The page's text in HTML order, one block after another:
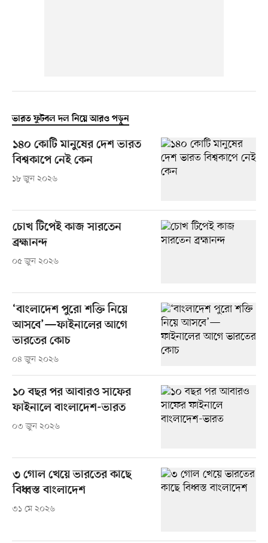
ভারত ফুটবল দল নিয়ে আরও পড়ুন
১৪০ কোটি মানুষের দেশ ভারত
বিশ্বকাপে নেই কেন
১৮ জুন ২০২৬
চোখ টিপেই কাজ সারতেন
ব্রহ্মানন্দ
০৫ জুন ২০২৬
‘বাংলাদেশ পুরো শক্তি নিয়ে
আসবে’—ফাইনালের আগে
ভারতের কোচ
০৪ জুন ২০২৬
১০ বছর পর আবারও সাফের
ফাইনালে বাংলাদেশ-ভারত
০৩ জুন ২০২৬
৩ গোল খেয়ে ভারতের কাছে
বিধ্বস্ত বাংলাদেশ
৩১ মে ২০২৬